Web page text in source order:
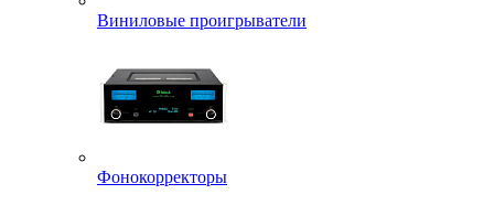
Виниловые проигрыватели
Фонокорректоры